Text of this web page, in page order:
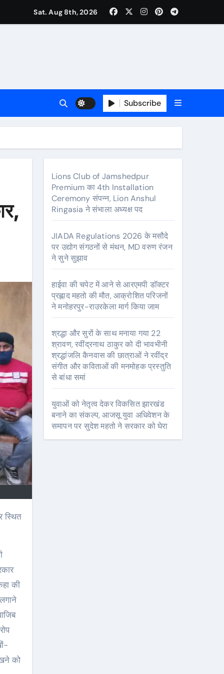
विशाल तिरंगा यात्रा
Sat. Aug 8th, 2026
Subscribe
की
को
Lions Club of Jamshedpur
Premium का 4th Installation
Ceremony संपन्न, Lion Anshul
Ringasia ने संभाला अध्यक्ष पद
JIADA Regulations 2026 के मसौदे
पर उद्योग संगठनों से मंथन, MD वरुण रंजन
ने सुने सुझाव
हाईवा की चपेट में आने से आरएमपी डॉक्टर
प्रह्लाद महतो की मौत, आक्रोशित परिजनों
ने मनोहरपुर-राउरकेला मार्ग किया जाम
श्रद्धा और सुरों के साथ मनाया गया 22
श्रावण, रवींद्रनाथ ठाकुर को दी भावभीनी
श्रद्धांजलि कैनवास की छात्राओं ने रवींद्र
संगीत और कविताओं की मनमोहक प्रस्तुति
से बांधा समां
युवाओं को नेतृत्व देकर विकसित झारखंड
बनाने का संकल्प, आजसू युवा अधिवेशन के
समापन पर सुदेश महतो ने सरकार को घेरा